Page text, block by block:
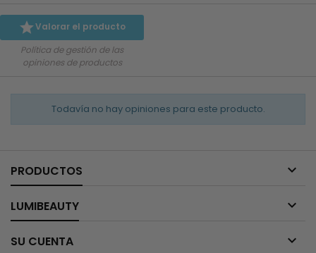
Valorar el producto
Política de gestión de las
opiniones de productos
Todavía no hay opiniones para este producto.
PRODUCTOS 
LUMIBEAUTY 
SU CUENTA 